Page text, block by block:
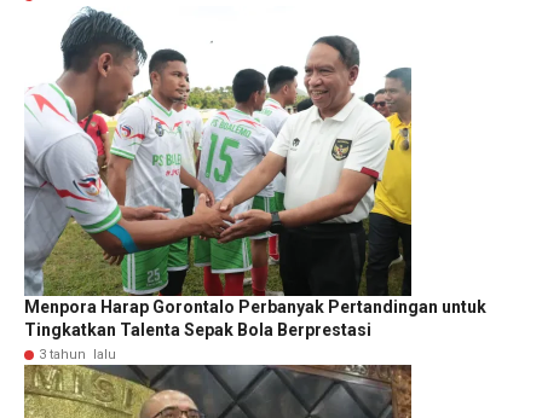
Menpora Harap Gorontalo Perbanyak Pertandingan untuk
Tingkatkan Talenta Sepak Bola Berprestasi
3 tahun lalu